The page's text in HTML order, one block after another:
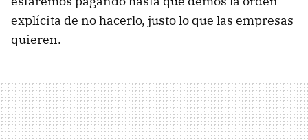
explícita de no hacerlo, justo lo que las empresas
quieren.